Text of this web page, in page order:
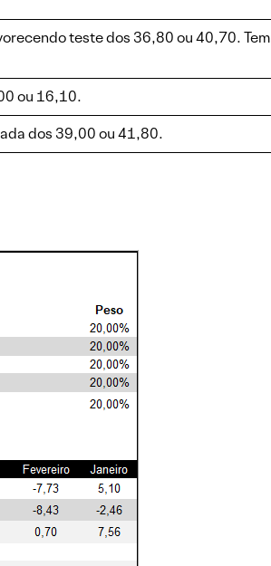
teste dos 36,80 ou 40,70. Tem
ou 16,10.
dos 39,00 ou 41,80.